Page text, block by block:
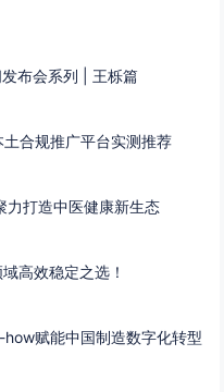
布会系列 | 王栎篇
合规推广平台实测推荐
力打造中医健康新生态
高效稳定之选！
赋能中国制造数字化转型